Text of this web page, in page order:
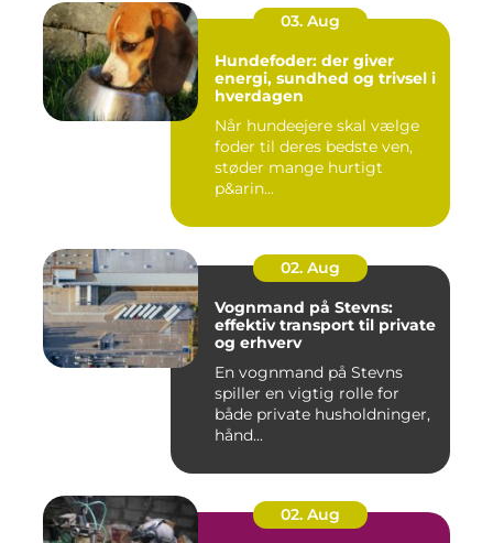
03. Aug
Hundefoder: der giver
energi, sundhed og trivsel i
hverdagen
Når hundeejere skal vælge
foder til deres bedste ven,
støder mange hurtigt
p&arin...
02. Aug
Vognmand på Stevns:
effektiv transport til private
og erhverv
En vognmand på Stevns
spiller en vigtig rolle for
både private husholdninger,
hånd...
02. Aug